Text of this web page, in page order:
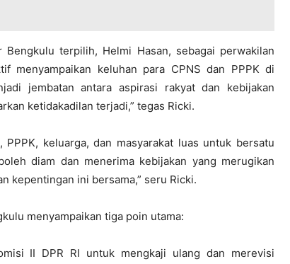
terpilih, Helmi Hasan, sebagai perwakilan
menyampaikan keluhan para CPNS dan PPPK di
jembatan antara aspirasi rakyat dan kebijakan
ketidakadilan terjadi,” tegas Ricki.
keluarga, dan masyarakat luas untuk bersatu
diam dan menerima kebijakan yang merugikan
kepentingan ini bersama,” seru Ricki.
menyampaikan tiga poin utama:
II DPR RI untuk mengkaji ulang dan merevisi